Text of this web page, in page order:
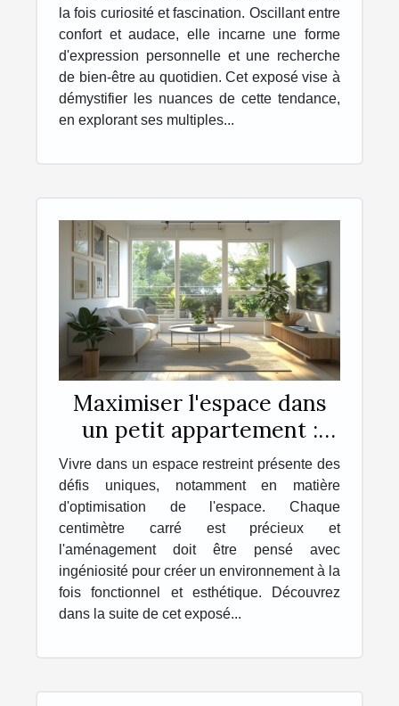
la fois curiosité et fascination. Oscillant entre
confort et audace, elle incarne une forme
d'expression personnelle et une recherche
de bien-être au quotidien. Cet exposé vise à
démystifier les nuances de cette tendance,
en explorant ses multiples...
Maximiser l'espace dans
un petit appartement :
astuces et conseils
Vivre dans un espace restreint présente des
défis uniques, notamment en matière
d'optimisation de l'espace. Chaque
centimètre carré est précieux et
l'aménagement doit être pensé avec
ingéniosité pour créer un environnement à la
fois fonctionnel et esthétique. Découvrez
dans la suite de cet exposé...